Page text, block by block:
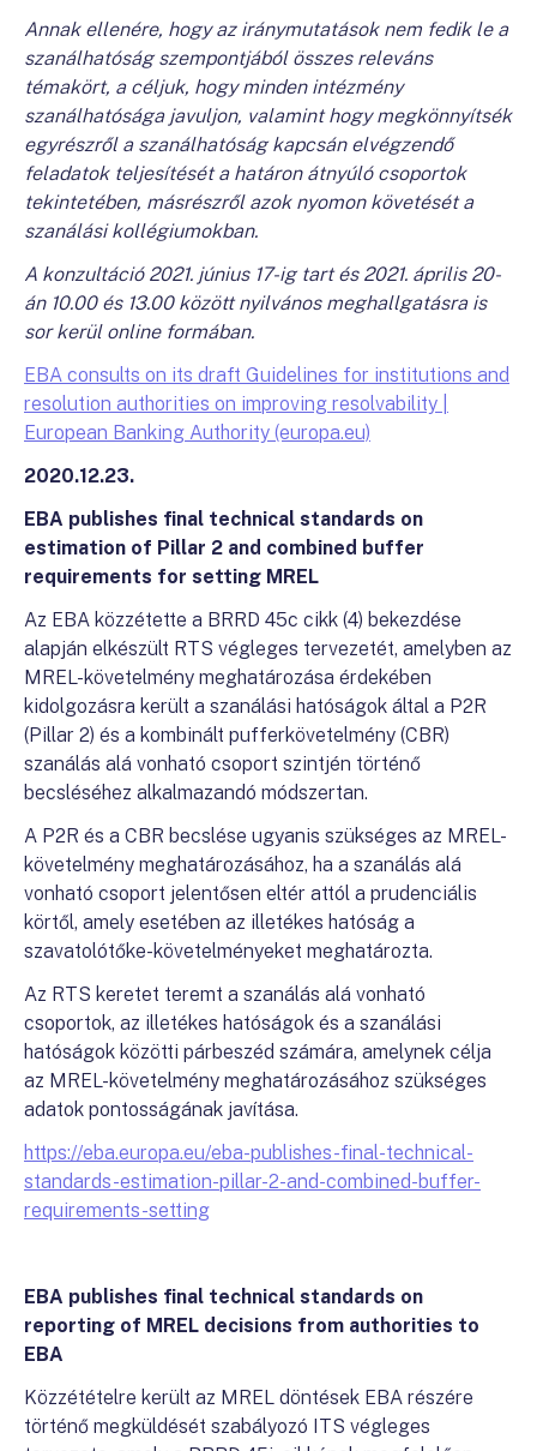
Annak ellenére, hogy az iránymutatások nem fedik le a
szanálhatóság szempontjából összes releváns
témakört, a céljuk, hogy minden intézmény
szanálhatósága javuljon, valamint hogy megkönnyítsék
egyrészről a szanálhatóság kapcsán elvégzendő
feladatok teljesítését a határon átnyúló csoportok
tekintetében, másrészről azok nyomon követését a
szanálási kollégiumokban.
A konzultáció 2021. június 17-ig tart és 2021. április 20-
án 10.00 és 13.00 között nyilvános meghallgatásra is
sor kerül online formában.
EBA consults on its draft Guidelines for institutions and
resolution authorities on improving resolvability |
European Banking Authority (europa.eu)
2020.12.23.
EBA publishes final technical standards on
estimation of Pillar 2 and combined buffer
requirements for setting MREL
Az EBA közzétette a BRRD 45c cikk (4) bekezdése
alapján elkészült RTS végleges tervezetét, amelyben az
MREL-követelmény meghatározása érdekében
kidolgozásra került a szanálási hatóságok által a P2R
(Pillar 2) és a kombinált pufferkövetelmény (CBR)
szanálás alá vonható csoport szintjén történő
becsléséhez alkalmazandó módszertan.
A P2R és a CBR becslése ugyanis szükséges az MREL-
követelmény meghatározásához, ha a szanálás alá
vonható csoport jelentősen eltér attól a prudenciális
körtől, amely esetében az illetékes hatóság a
szavatolótőke-követelményeket meghatározta.
Az RTS keretet teremt a szanálás alá vonható
csoportok, az illetékes hatóságok és a szanálási
hatóságok közötti párbeszéd számára, amelynek célja
az MREL-követelmény meghatározásához szükséges
adatok pontosságának javítása.
https://eba.europa.eu/eba-publishes-final-technical-
standards-estimation-pillar-2-and-combined-buffer-
requirements-setting
EBA publishes final technical standards on
reporting of MREL decisions from authorities to
EBA
Közzétételre került az MREL döntések EBA részére
történő megküldését szabályozó ITS végleges